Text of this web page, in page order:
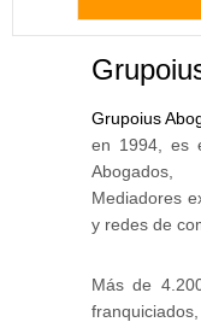
Grupoius
en 1994, es
Abogados,
Mediadores
y redes de
Más de